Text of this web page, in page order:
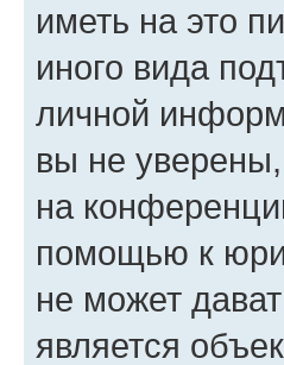
иметь на это
иного вида
личной
вы не
на
помощью к
не может
является